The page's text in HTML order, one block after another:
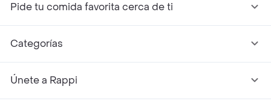
Pide tu comida favorita cerca de ti
Categorías
Únete a Rappi